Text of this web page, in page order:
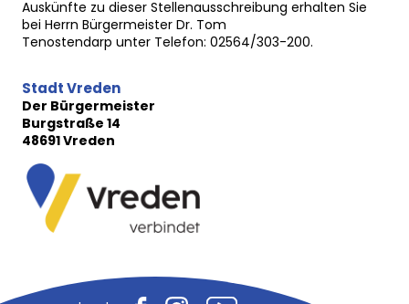
Auskünfte zu dieser Stellenausschreibung erhalten Sie
bei Herrn Bürgermeister Dr. Tom
Tenostendarp unter Telefon: 02564/303-200.
Stadt Vreden
Der Bürgermeister
Burgstraße 14
48691 Vreden